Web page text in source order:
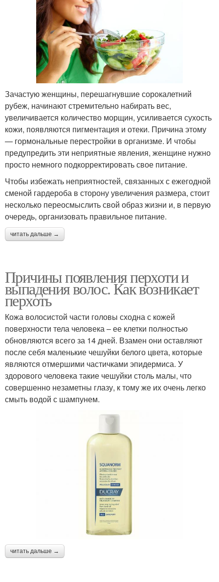
Зачастую женщины, перешагнувшие сорокалетний
рубеж, начинают стремительно набирать вес,
увеличивается количество морщин, усиливается сухость
кожи, появляются пигментация и отеки. Причина этому
— гормональные перестройки в организме. И чтобы
предупредить эти неприятные явления, женщине нужно
просто немного подкорректировать свое питание.
Чтобы избежать неприятностей, связанных с ежегодной
сменой гардероба в сторону увеличения размера, стоит
несколько переосмыслить свой образ жизни и, в первую
очередь, организовать правильное питание.
читать дальше →
Причины появления перхоти и
выпадения волос. Как возникает
перхоть
Кожа волосистой части головы сходна с кожей
поверхности тела человека – ее клетки полностью
обновляются всего за 14 дней. Взамен они оставляют
после себя маленькие чешуйки белого цвета, которые
являются отмершими частичками эпидермиса. У
здорового человека такие чешуйки столь малы, что
совершенно незаметны глазу, к тому же их очень легко
смыть водой с шампунем.
читать дальше →